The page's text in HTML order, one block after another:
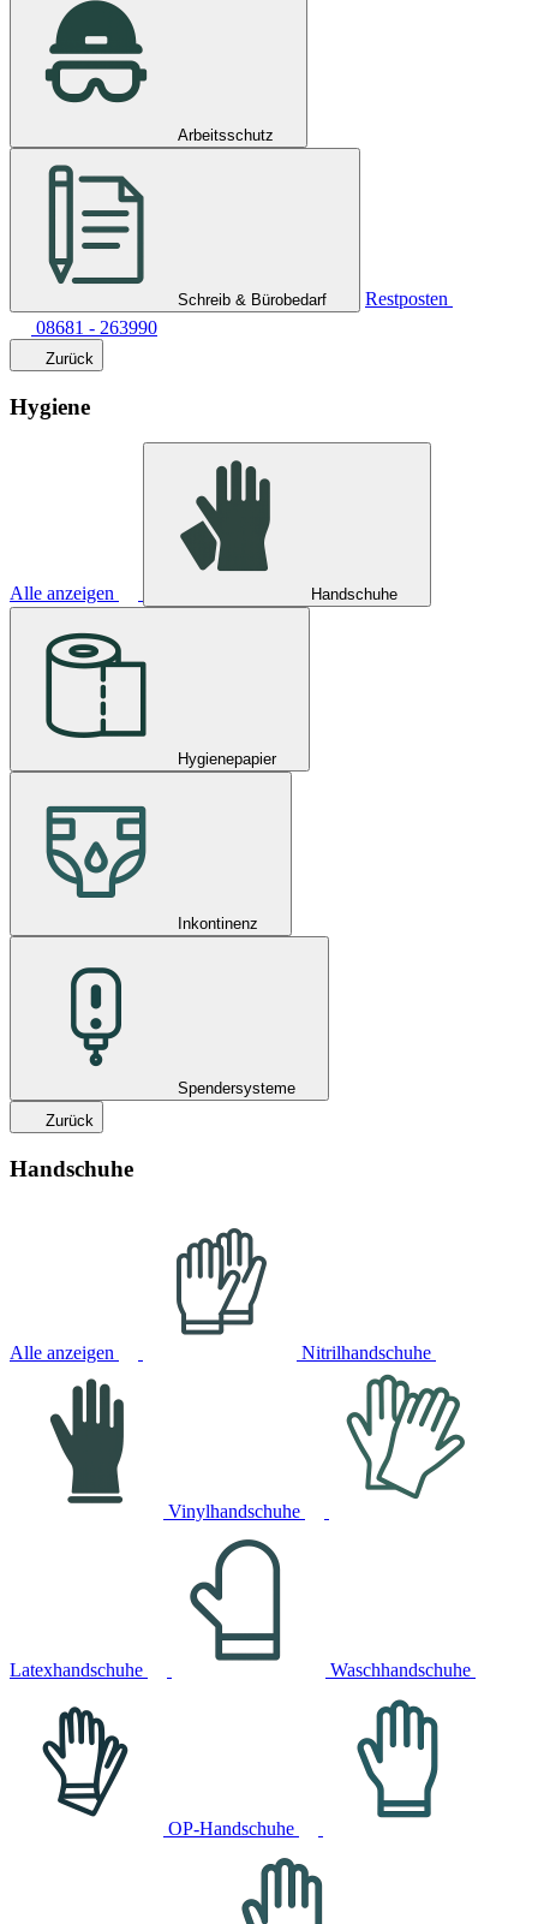
Arbeitsschutz
Schreib & Bürobedarf
Restposten
08681 - 263990
Zurück
Hygiene
Alle anzeigen Handschuhe
Hygienepapier
Inkontinenz
Spendersysteme
Zurück
Handschuhe
Alle anzeigen Nitrilhandschuhe
Vinylhandschuhe
Latexhandschuhe Waschhandschuhe
OP-Handschuhe